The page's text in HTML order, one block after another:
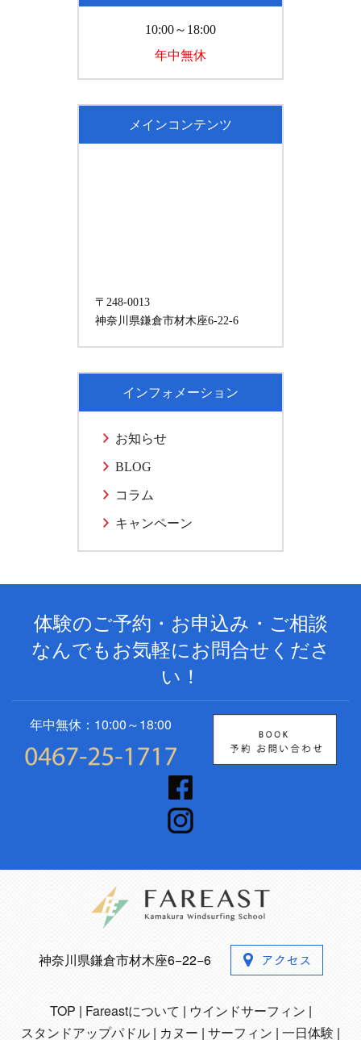
10:00～18:00
年中無休
メインコンテンツ
〒248-0013
神奈川県鎌倉市材木座6-22-6
インフォメーション
お知らせ
BLOG
コラム
キャンペーン
体験のご予約・お申込み・ご相談
なんでもお気軽にお問合せくださ
い！
年中無休：10:00～18:00
神奈川県鎌倉市材木座6−22−6
TOP Fareastについて
ウインドサーフィン
スタンドアップパドル
カヌー サーフィン 一日体験